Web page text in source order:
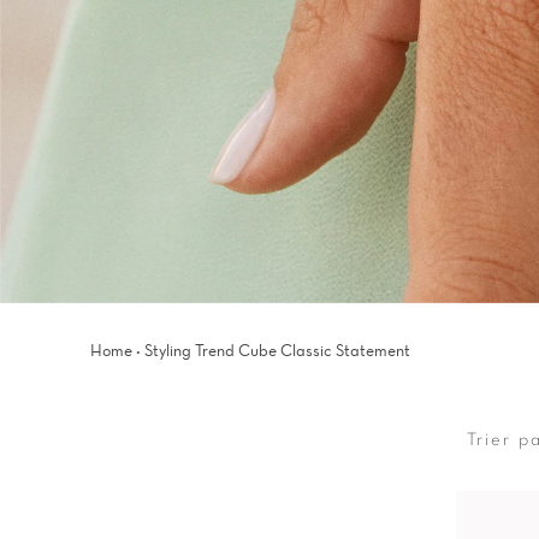
Home · Styling Trend Cube Classic Statement
Trier
Trier